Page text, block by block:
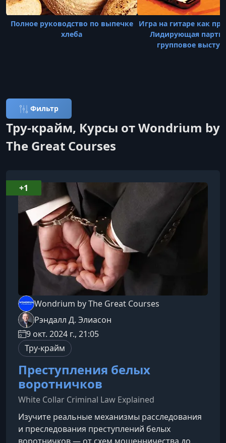
Полное руководство по выпечке
хлеба
Игра на гитаре как
Лидирующая
групповое
Фильтр
Тру-крайм, Курсы от Wondrium by
The Great Courses
Wondrium by The Great Courses
Рэндалл Д. Элиасон
9 окт. 2024 г., 21:05
Тру-крайм
Преступления белых
воротничков
White Collar Criminal Law Explained
Изучите реальные механизмы расследования
и преследования преступлений белых
воротничков — от схем мошенничества до
+1